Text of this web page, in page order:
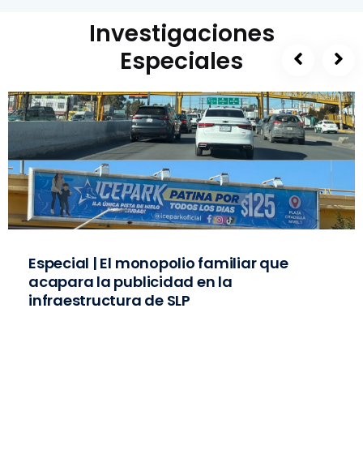
Investigaciones
Especiales
Especial | El monopolio familiar que
acapara la publicidad en la
infraestructura de SLP